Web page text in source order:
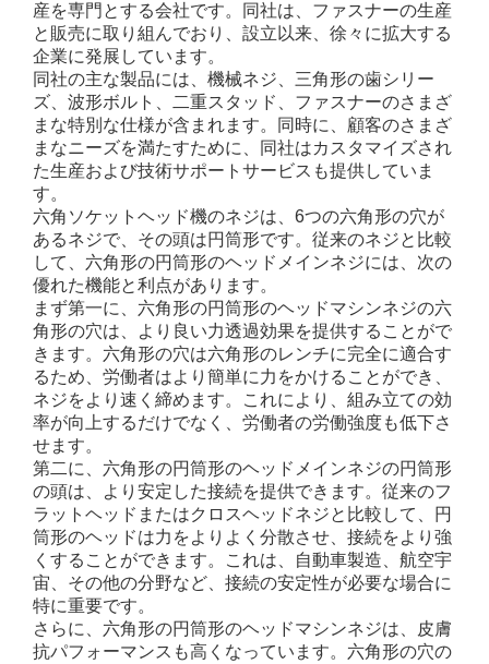
産を専門とする会社です。同社は、ファスナーの生産
と販売に取り組んでおり、設立以来、徐々に拡大する
企業に発展しています。
同社の主な製品には、機械ネジ、三角形の歯シリー
ズ、波形ボルト、二重スタッド、ファスナーのさまざ
まな特別な仕様が含まれます。同時に、顧客のさまざ
まなニーズを満たすために、同社はカスタマイズされ
た生産および技術サポートサービスも提供していま
す。
六角ソケットヘッド機のネジは、6つの六角形の穴が
あるネジで、その頭は円筒形です。従来のネジと比較
して、六角形の円筒形のヘッドメインネジには、次の
優れた機能と利点があります。
まず第一に、六角形の円筒形のヘッドマシンネジの六
角形の穴は、より良い力透過効果を提供することがで
きます。六角形の穴は六角形のレンチに完全に適合す
るため、労働者はより簡単に力をかけることができ、
ネジをより速く締めます。これにより、組み立ての効
率が向上するだけでなく、労働者の労働強度も低下さ
せます。
第二に、六角形の円筒形のヘッドメインネジの円筒形
の頭は、より安定した接続を提供できます。従来のフ
ラットヘッドまたはクロスヘッドネジと比較して、円
筒形のヘッドは力をよりよく分散させ、接続をより強
くすることができます。これは、自動車製造、航空宇
宙、その他の分野など、接続の安定性が必要な場合に
特に重要です。
さらに、六角形の円筒形のヘッドマシンネジは、皮膚
抗パフォーマンスも高くなっています。六角形の穴の